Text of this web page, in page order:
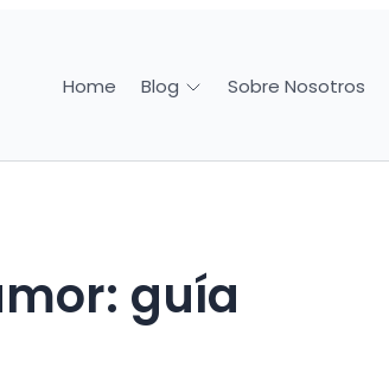
Home Blog Sobre Nosotros